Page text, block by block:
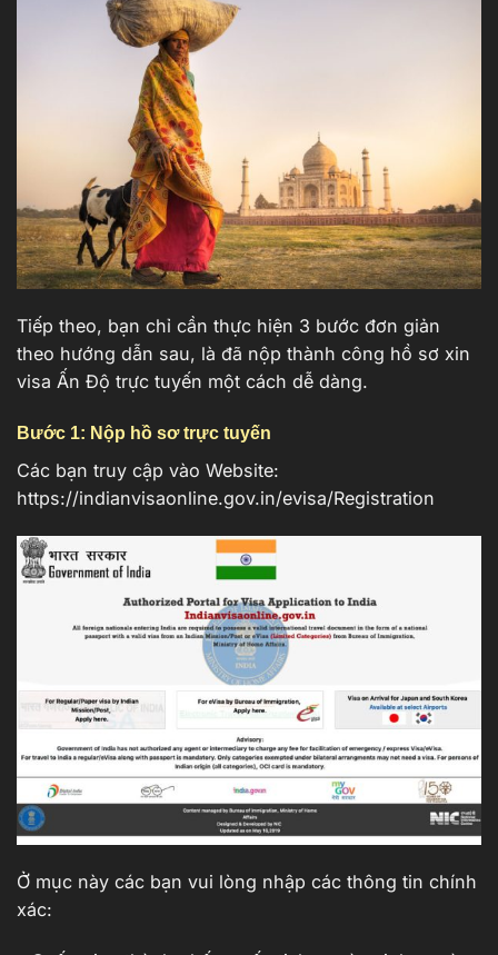
Tiếp theo, bạn chỉ cần thực hiện 3 bước đơn giản
theo hướng dẫn sau, là đã nộp thành công hồ sơ xin
visa Ấn Độ trực tuyến một cách dễ dàng.
Bước 1: Nộp hồ sơ trực tuyến
Các bạn truy cập vào Website:
https://indianvisaonline.gov.in/evisa/Registration
Ở mục này các bạn vui lòng nhập các thông tin chính
xác: